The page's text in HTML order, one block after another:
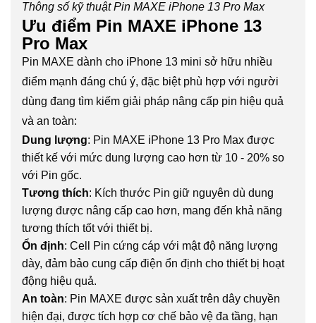
Thông số kỹ thuật Pin MAXE iPhone 13 Pro Max
Ưu điểm Pin MAXE iPhone 13
Pro Max
Pin MAXE dành cho iPhone 13 mini sở hữu nhiều
điểm mạnh đáng chú ý, đặc biệt phù hợp với người
dùng đang tìm kiếm giải pháp nâng cấp pin hiệu quả
và an toàn:
Dung lượng: Pin MAXE iPhone 13 Pro Max được
thiết kế với mức dung lượng cao hơn từ 10 - 20% so
với Pin gốc.
Tương thích: Kích thước Pin giữ nguyên dù dung
lượng được nâng cấp cao hơn, mang đến khả năng
tương thích tốt với thiết bị.
Ổn định: Cell Pin cứng cáp với mật độ năng lượng
dày, đảm bảo cung cấp điện ổn định cho thiết bị hoạt
động hiệu quả.
An toàn: Pin MAXE được sản xuất trên dây chuyền
hiện đại, được tích hợp cơ chế bảo vệ đa tầng, hạn